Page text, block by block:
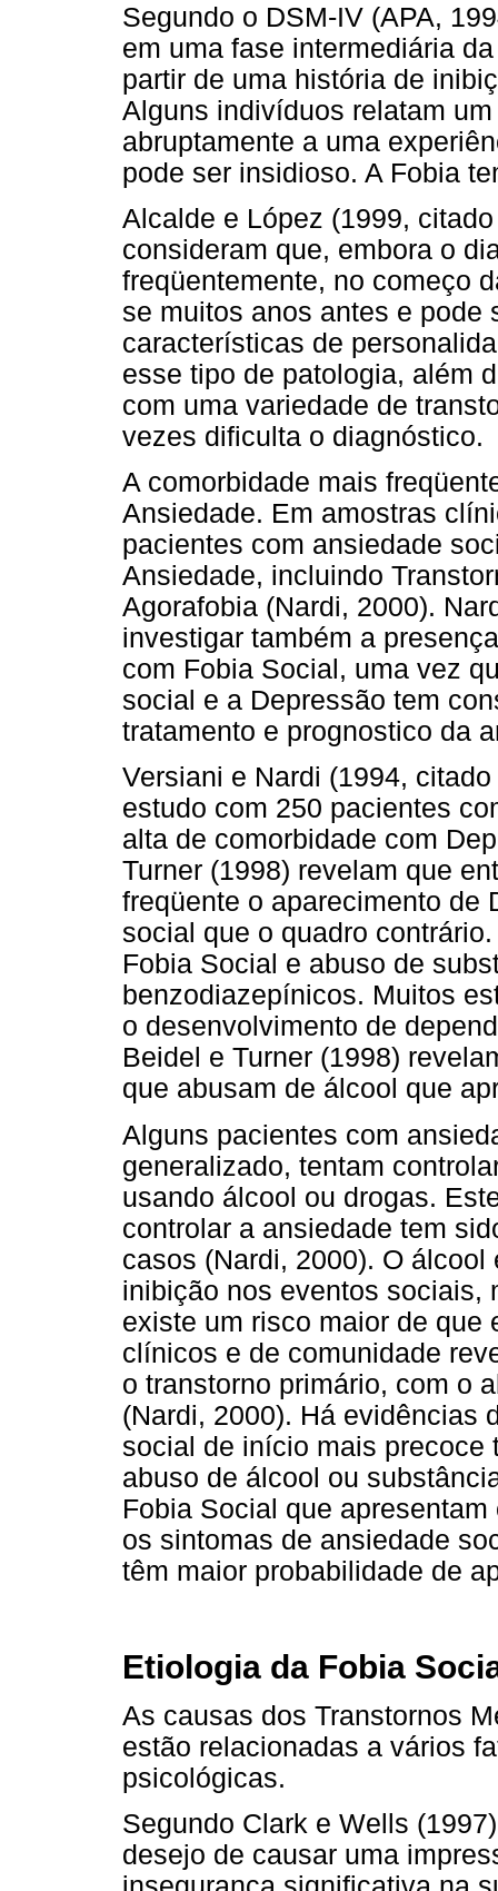
Segundo o DSM-IV (APA,
em uma fase intermediária
partir de uma história de
Alguns indivíduos relatam
abruptamente a uma
pode ser insidioso. A Fobia
Alcalde e López (1999,
consideram que, embora o
freqüentemente, no começo
se muitos anos antes e pode
características de
esse tipo de patologia, além
com uma variedade de
vezes dificulta o diagnóstico.
A comorbidade mais
Ansiedade. Em amostras
pacientes com ansiedade
Ansiedade, incluindo
Agorafobia (Nardi, 2000).
investigar também a
com Fobia Social, uma vez
social e a Depressão tem
tratamento e prognostico da
Versiani e Nardi (1994,
estudo com 250 pacientes
alta de comorbidade com
Turner (1998) revelam que
freqüente o aparecimento de
social que o quadro
Fobia Social e abuso de
benzodiazepínicos. Muitos
o desenvolvimento de
Beidel e Turner (1998)
que abusam de álcool que
Alguns pacientes com
generalizado, tentam
usando álcool ou drogas.
controlar a ansiedade tem
casos (Nardi, 2000). O
inibição nos eventos sociais,
existe um risco maior de que
clínicos e de comunidade
o transtorno primário, com o
(Nardi, 2000). Há evidências
social de início mais precoce
abuso de álcool ou
Fobia Social que
os sintomas de ansiedade
têm maior probabilidade de
Etiologia da Fobia
As causas dos Transtornos
estão relacionadas a vários
psicológicas.
Segundo Clark e Wells
desejo de causar uma